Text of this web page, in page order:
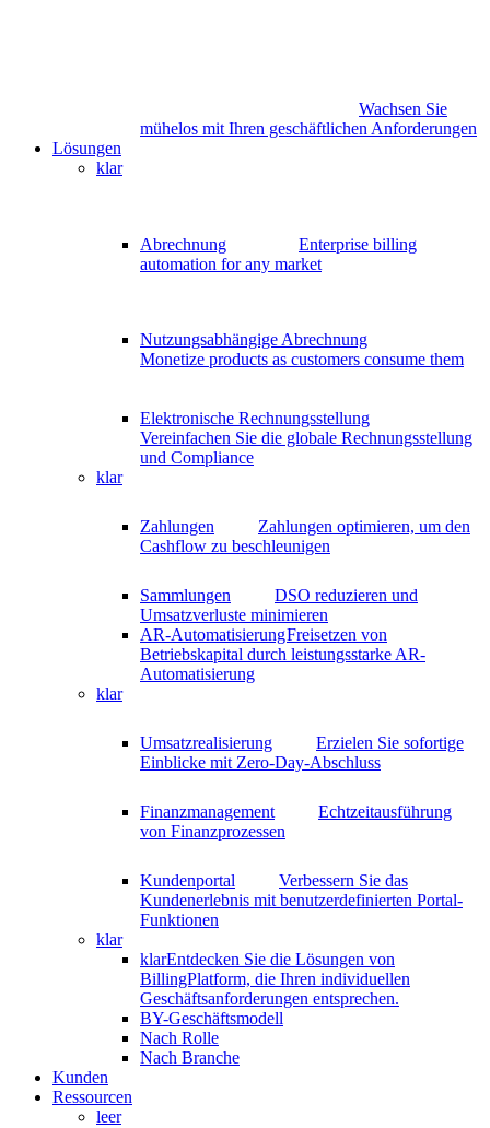
Wachsen Sie
mühelos mit Ihren geschäftlichen Anforderungen
Lösungen
klar
Abrechnung
Enterprise billing
automation for any market
Nutzungsabhängige Abrechnung
Monetize products as customers consume them
Elektronische Rechnungsstellung
Vereinfachen Sie die globale Rechnungsstellung
und Compliance
klar
Zahlungen
Zahlungen optimieren, um den
Cashflow zu beschleunigen
Sammlungen
DSO reduzieren und
Umsatzverluste minimieren
AR-AutomatisierungFreisetzen von
Betriebskapital durch leistungsstarke AR-
Automatisierung
klar
Umsatzrealisierung
Erzielen Sie sofortige
Einblicke mit Zero-Day-Abschluss
Finanzmanagement
Echtzeitausführung
von Finanzprozessen
Kundenportal
Verbessern Sie das
Kundenerlebnis mit benutzerdefinierten Portal-
Funktionen
klar
klarEntdecken Sie die Lösungen von
BillingPlatform, die Ihren individuellen
Geschäftsanforderungen entsprechen.
BY-Geschäftsmodell
Nach Rolle
Nach Branche
Kunden
Ressourcen
leer